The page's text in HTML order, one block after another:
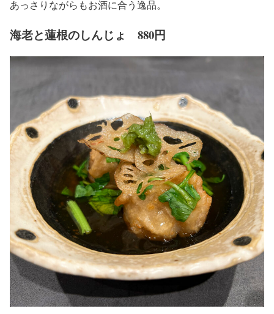
あっさりながらもお酒に合う逸品。
海老と蓮根のしんじょ 880円